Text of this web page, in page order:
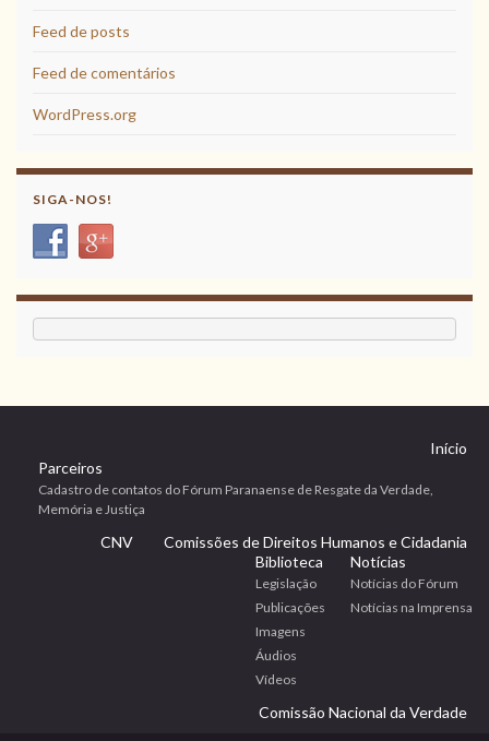
Feed de posts
Feed de comentários
WordPress.org
SIGA-NOS!
Início
Parceiros
Cadastro de contatos do Fórum Paranaense de Resgate da Verdade,
Memória e Justiça
CNV
Comissões de Direitos Humanos e Cidadania
Biblioteca
Legislação
Publicações
Imagens
Áudios
Vídeos
Notícias
Notícias do Fórum
Notícias na Imprensa
Comissão Nacional da Verdade